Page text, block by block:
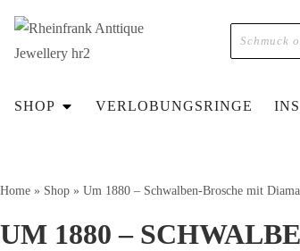
SHOP VERLOBUNGSRINGE
Home » Shop » Um 1880 – Schwalben-Brosche mit
UM 1880 –